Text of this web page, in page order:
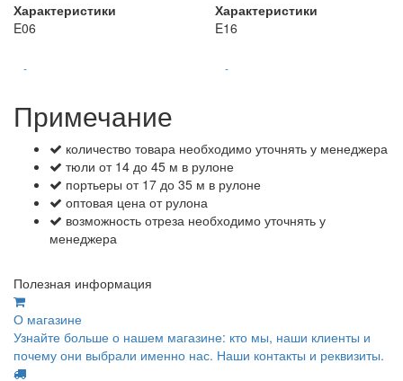
Характеристики
E06
-
Характеристики
E16
-
Примечание
количество товара необходимо уточнять у менеджера
тюли от 14 до 45 м в рулоне
портьеры от 17 до 35 м в рулоне
оптовая цена от рулона
возможность отреза необходимо уточнять у
менеджера
Полезная информация
О магазине
Узнайте больше о нашем магазине: кто мы, наши клиенты и
почему они выбрали именно нас. Наши контакты и реквизиты.